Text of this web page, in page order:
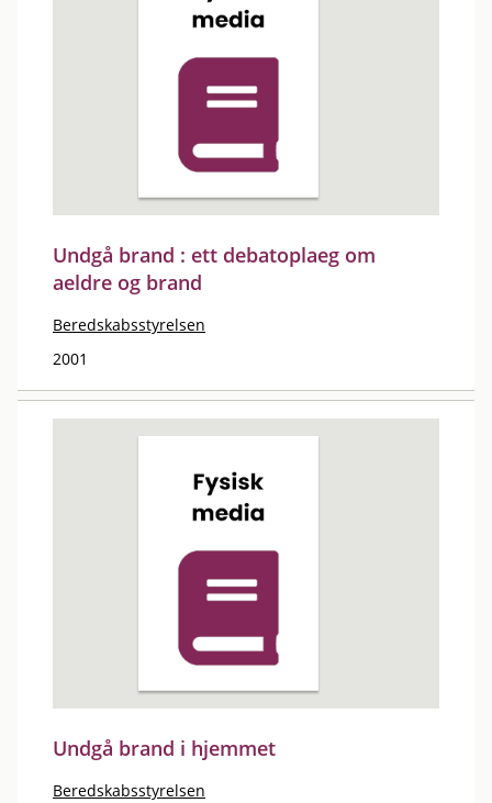
Undgå brand : ett debatoplaeg om
aeldre og brand
Beredskabsstyrelsen
2001
Undgå brand i hjemmet
Beredskabsstyrelsen